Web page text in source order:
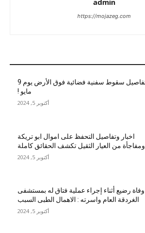
admin
https://mojazeg.com
تفاصيل سقوط سفنية فضائية فوق الأرض يوم 9
مايو !
أكتوبر 5, 2024
اخبار وتفاصيل التحفظ على اموال ابو تريكة
ومفاجأة من العيار الثقيل تكشف الحقائق كاملة
أكتوبر 5, 2024
وفاة رضيع أثناء إجراء عملية فتاق له بمستشفى
الغردقة العام واسرته : الاهمال الطبى السبب
أكتوبر 5, 2024